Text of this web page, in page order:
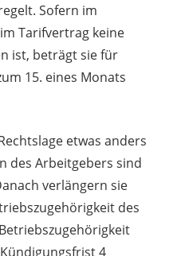
Sofern im
Tarifvertrag keine
ist, beträgt sie für
15. eines Monats
etwas anders
des Arbeitgebers sind
verlängern sie
des
4